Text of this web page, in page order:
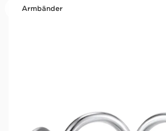
Armbänder